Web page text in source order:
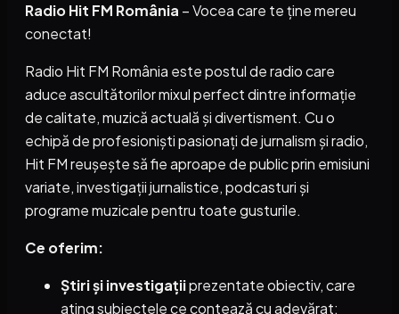
Radio Hit FM România – Vocea care te ține mereu
conectat!
Radio Hit FM România este postul de radio care
aduce ascultătorilor mixul perfect dintre informație
de calitate, muzică actuală și divertisment. Cu o
echipă de profesioniști pasionați de jurnalism și radio,
Hit FM reușește să fie aproape de public prin emisiuni
variate, investigații jurnalistice, podcasturi și
programe muzicale pentru toate gusturile.
Ce oferim:
Știri și investigațiiprezentate obiectiv, care
ating subiectele ce contează cu adevărat;